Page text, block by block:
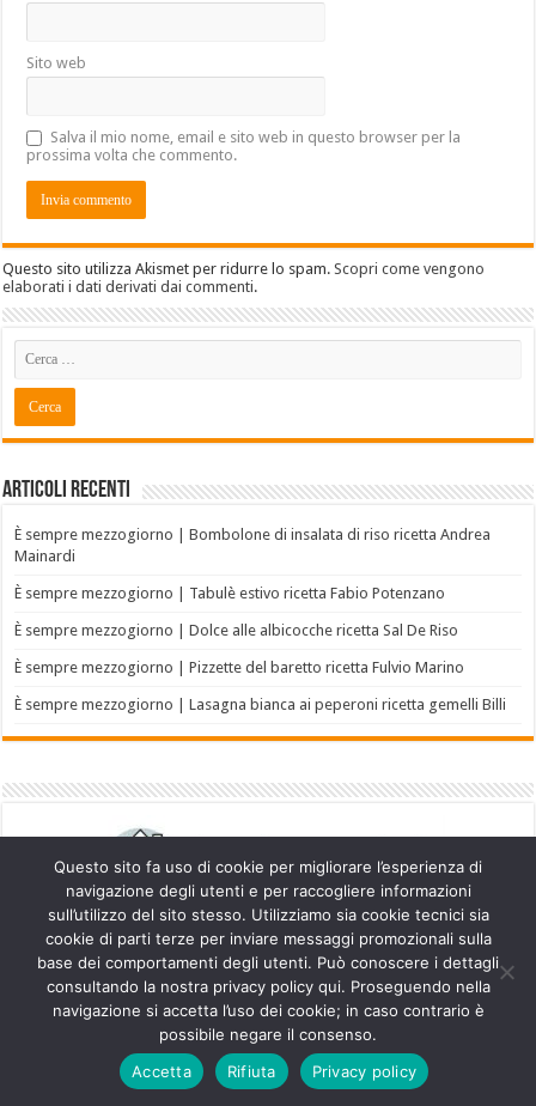
Sito web
Salva il mio nome, email e sito web in questo browser per la
prossima volta che commento.
Questo sito utilizza Akismet per ridurre lo spam.Scopri come vengono
elaborati i dati derivati dai commenti.
Articoli recenti
È sempre mezzogiorno | Bombolone di insalata di riso ricetta Andrea
Mainardi
È sempre mezzogiorno | Tabulè estivo ricetta Fabio Potenzano
È sempre mezzogiorno | Dolce alle albicocche ricetta Sal De Riso
È sempre mezzogiorno | Pizzette del baretto ricetta Fulvio Marino
È sempre mezzogiorno | Lasagna bianca ai peperoni ricetta gemelli Billi
Powered byWordPress| Designed byTieLabs
© Copyright 2026, All Rights Reserved.
Questo sito fa uso di cookie per migliorare l’esperienza di
navigazione degli utenti e per raccogliere informazioni
sull’utilizzo del sito stesso. Utilizziamo sia cookie tecnici sia
cookie di parti terze per inviare messaggi promozionali sulla
base dei comportamenti degli utenti. Può conoscere i dettagli
consultando la nostra privacy policy qui. Proseguendo nella
navigazione si accetta l’uso dei cookie; in caso contrario è
possibile negare il consenso.
Accetta
Rifiuta Privacy policy